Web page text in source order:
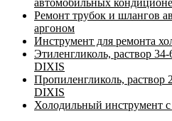
автомобильных
Ремонт трубок и шлангов
аргоном
Инструмент для ремонта
Этиленгликоль, раствор
DIXIS
Пропиленгликоль, раствор
DIXIS
Холодильный инструмент